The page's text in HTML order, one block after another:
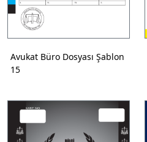
Avukat Büro Dosyası Şablon
15